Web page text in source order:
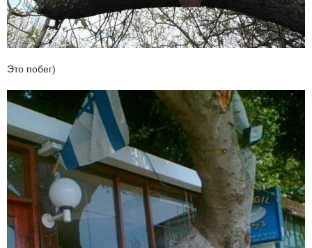
Это побег)